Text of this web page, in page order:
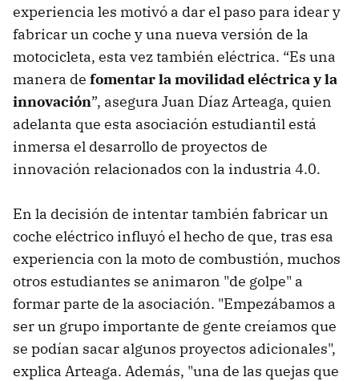
experiencia les motivó a dar el paso para idear y
fabricar un coche y una nueva versión de la
motocicleta, esta vez también eléctrica. “Es una
manera de fomentar la movilidad eléctrica y la
innovación”, asegura Juan Díaz Arteaga, quien
adelanta que esta asociación estudiantil está
inmersa el desarrollo de proyectos de
innovación relacionados con la industria 4.0.
En la decisión de intentar también fabricar un
coche eléctrico influyó el hecho de que, tras esa
experiencia con la moto de combustión, muchos
otros estudiantes se animaron "de golpe" a
formar parte de la asociación. "Empezábamos a
ser un grupo importante de gente creíamos que
se podían sacar algunos proyectos adicionales",
explica Arteaga. Además, "una de las quejas que